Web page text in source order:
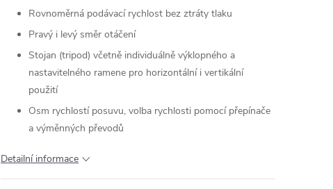
Rovnoměrná podávací rychlost bez ztráty tlaku
Pravý i levý směr otáčení
Stojan (tripod) včetně individuálně výklopného a
nastavitelného ramene pro horizontální i vertikální
použití
Osm rychlostí posuvu, volba rychlosti pomocí přepínače
a výměnných převodů
Detailní informace